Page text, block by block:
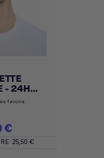
- 24H...
favoris
€
25,50 €